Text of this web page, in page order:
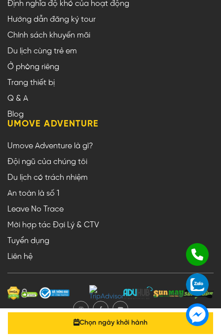
Chọn ngày khởi hành
Định nghĩa độ khó của hoạt động
Hướng dẫn đăng ký tour
Chính sách khuyến mãi
Du lịch cùng trẻ em
Ở phòng riêng
Trang thiết bị
Q & A
Blog
UMOVE ADVENTURE
Umove Adventure là gì?
Đội ngũ của chúng tôi
Du lịch có trách nhiệm
An toàn là số 1
Leave No Trace
Mời hợp tác Đại Lý & CTV
Tuyển dụng
Liên hệ